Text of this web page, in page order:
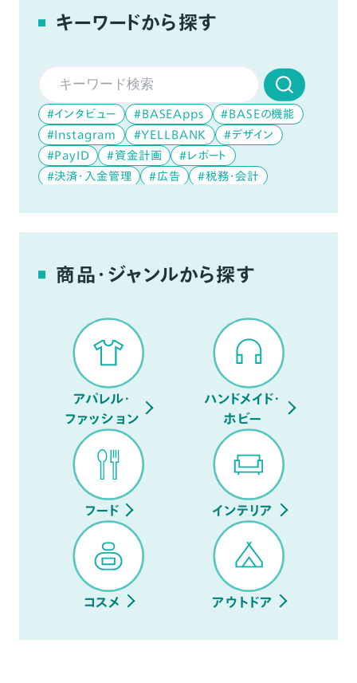
キーワードから探す
#インタビュー #BASEApps
#BASEの機能
#Instagram
#YELLBANK
#デザイン
#PayID
#資金計画
#レポート
#決済・入金管理
#広告
#税務・会計
商品・ジャンルから探す
アパレル・
ファッション
ハンドメイド・
ホビー
フード インテリア
コスメ アウトドア